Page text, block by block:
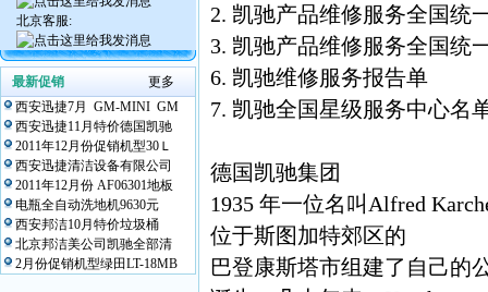
北京客服:
最新促销
更多
西安迅捷7月 GM-MINI GM
西安迅捷11月特价德国凯驰
2011年12月份促销机型30Ｌ
西安迅捷清洁设备有限公司
2011年12月份 AF06301地板
电瓶全自动洗地机9630元
西安邦洁10月特价垃圾桶
北京邦洁美公司凯驰全部清
2月份促销机型绿田LT-18MB
2. 凯驰产品维修服务全国统
3. 凯驰产品维修服务全国统
6. 凯驰维修服务报告单
7. 凯驰全国星级服务中心名
德国凯驰集团
1935 年一位名叫Alfred
位于斯图加特郊区的
巴登康斯塔市组建了自己的